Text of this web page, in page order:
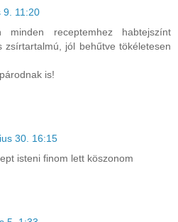
9. 11:20
minden receptemhez habtejszínt
zsírtartalmú, jól behűtve tökéletesen
is!
30. 16:15
isteni finom lett köszonom